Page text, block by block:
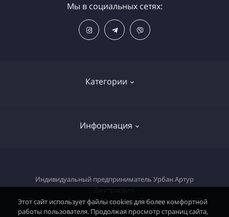
Категории
Электроинструмент
Автомобильные товары
Информация
Доставка | Самовывоз
Оплата
Мы в социальных сетях:
Индивидуальный предприниматель Урбан Артур
Дмитриевич.
Юридический адрес: Г. Минск, пр-д Голодеда, д 23. УНП:
193344672.
Этот сайт использует файлы cookies для более комфортной
работы пользователя. Продолжая просмотр страниц сайта,